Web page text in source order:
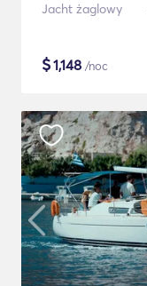
Jacht żaglowy
$1,148 /noc